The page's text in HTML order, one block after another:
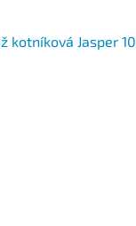
kotníková Jasper